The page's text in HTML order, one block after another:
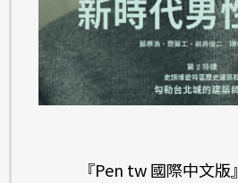
『Pen tw 國際中文版』